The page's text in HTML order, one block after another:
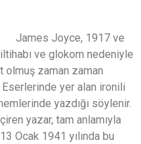
James Joyce, 1917 ve
ve glokom nedeniyle
zaman zaman
yer alan ironili
yazdığı söylenir.
yazar, tam anlamıyla
Ocak 1941 yılında bu